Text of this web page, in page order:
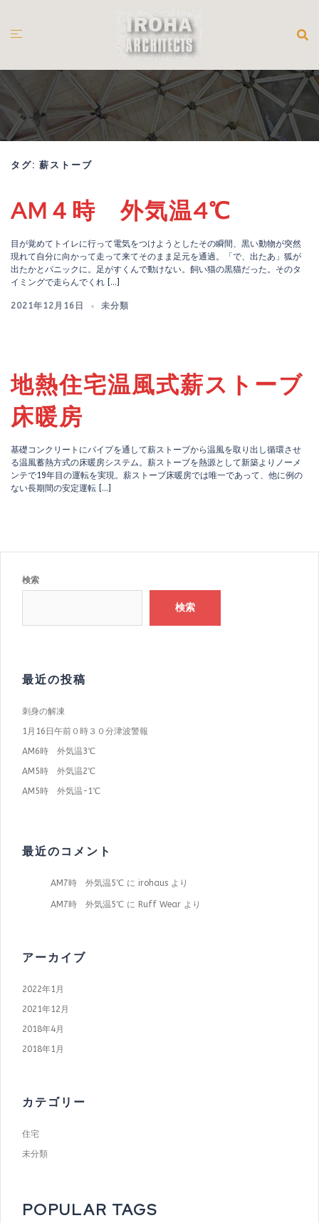
へ
タグ: 薪ストーブ
AM４時 外気温4℃
目が覚めてトイレに行って電気をつけようとしたその瞬間、黒い動物が突然
現れて自分に向かって走って来てそのまま足元を通過。「で、出たあ」狐が
出たかとパニックに。足がすくんで動けない。飼い猫の黒猫だった。そのタ
イミングで走らんでくれ […]
2021年12月16日 未分類
地熱住宅温風式薪ストーブ
床暖房
基礎コンクリートにパイプを通して薪ストーブから温風を取り出し循環させ
る温風蓄熱方式の床暖房システム。薪ストーブを熱源として新築よりノーメ
ンテで19年目の運転を実現。薪ストーブ床暖房では唯一であって、他に例の
ない長期間の安定運転 […]
検索
検索
最近の投稿
刺身の解凍
1月16日午前０時３０分津波警報
AM6時 外気温3℃
AM5時 外気温2℃
AM5時 外気温−1℃
最近のコメント
AM7時 外気温5℃ に irohaus より
AM7時 外気温5℃ に Ruff Wear より
アーカイブ
2022年1月
2021年12月
2018年4月
2018年1月
カテゴリー
住宅
未分類
POPULAR TAGS